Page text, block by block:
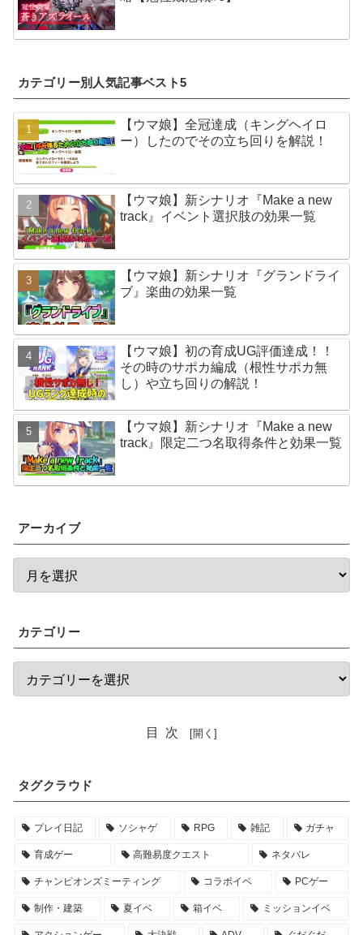
カテゴリー別人気記事ベスト5
【ウマ娘】全冠達成（キングヘイロ
ー）したのでその立ち回りを解説！
【ウマ娘】新シナリオ『Make a new
track』イベント選択肢の効果一覧
【ウマ娘】新シナリオ『グランドライ
ブ』楽曲の効果一覧
【ウマ娘】初の育成UG評価達成！！
その時のサポカ編成（根性サポカ無
し）や立ち回りの解説！
【ウマ娘】新シナリオ『Make a new
track』限定二つ名取得条件と効果一覧
アーカイブ
カテゴリー
目次
タグクラウド
プレイ日記 ソシャゲ RPG 雑記 ガチャ
育成ゲー 高難易度クエスト ネタバレ
チャンピオンズミーティング コラボイベ PCゲー
制作・建築 夏イベ 箱イベ ミッションイベ